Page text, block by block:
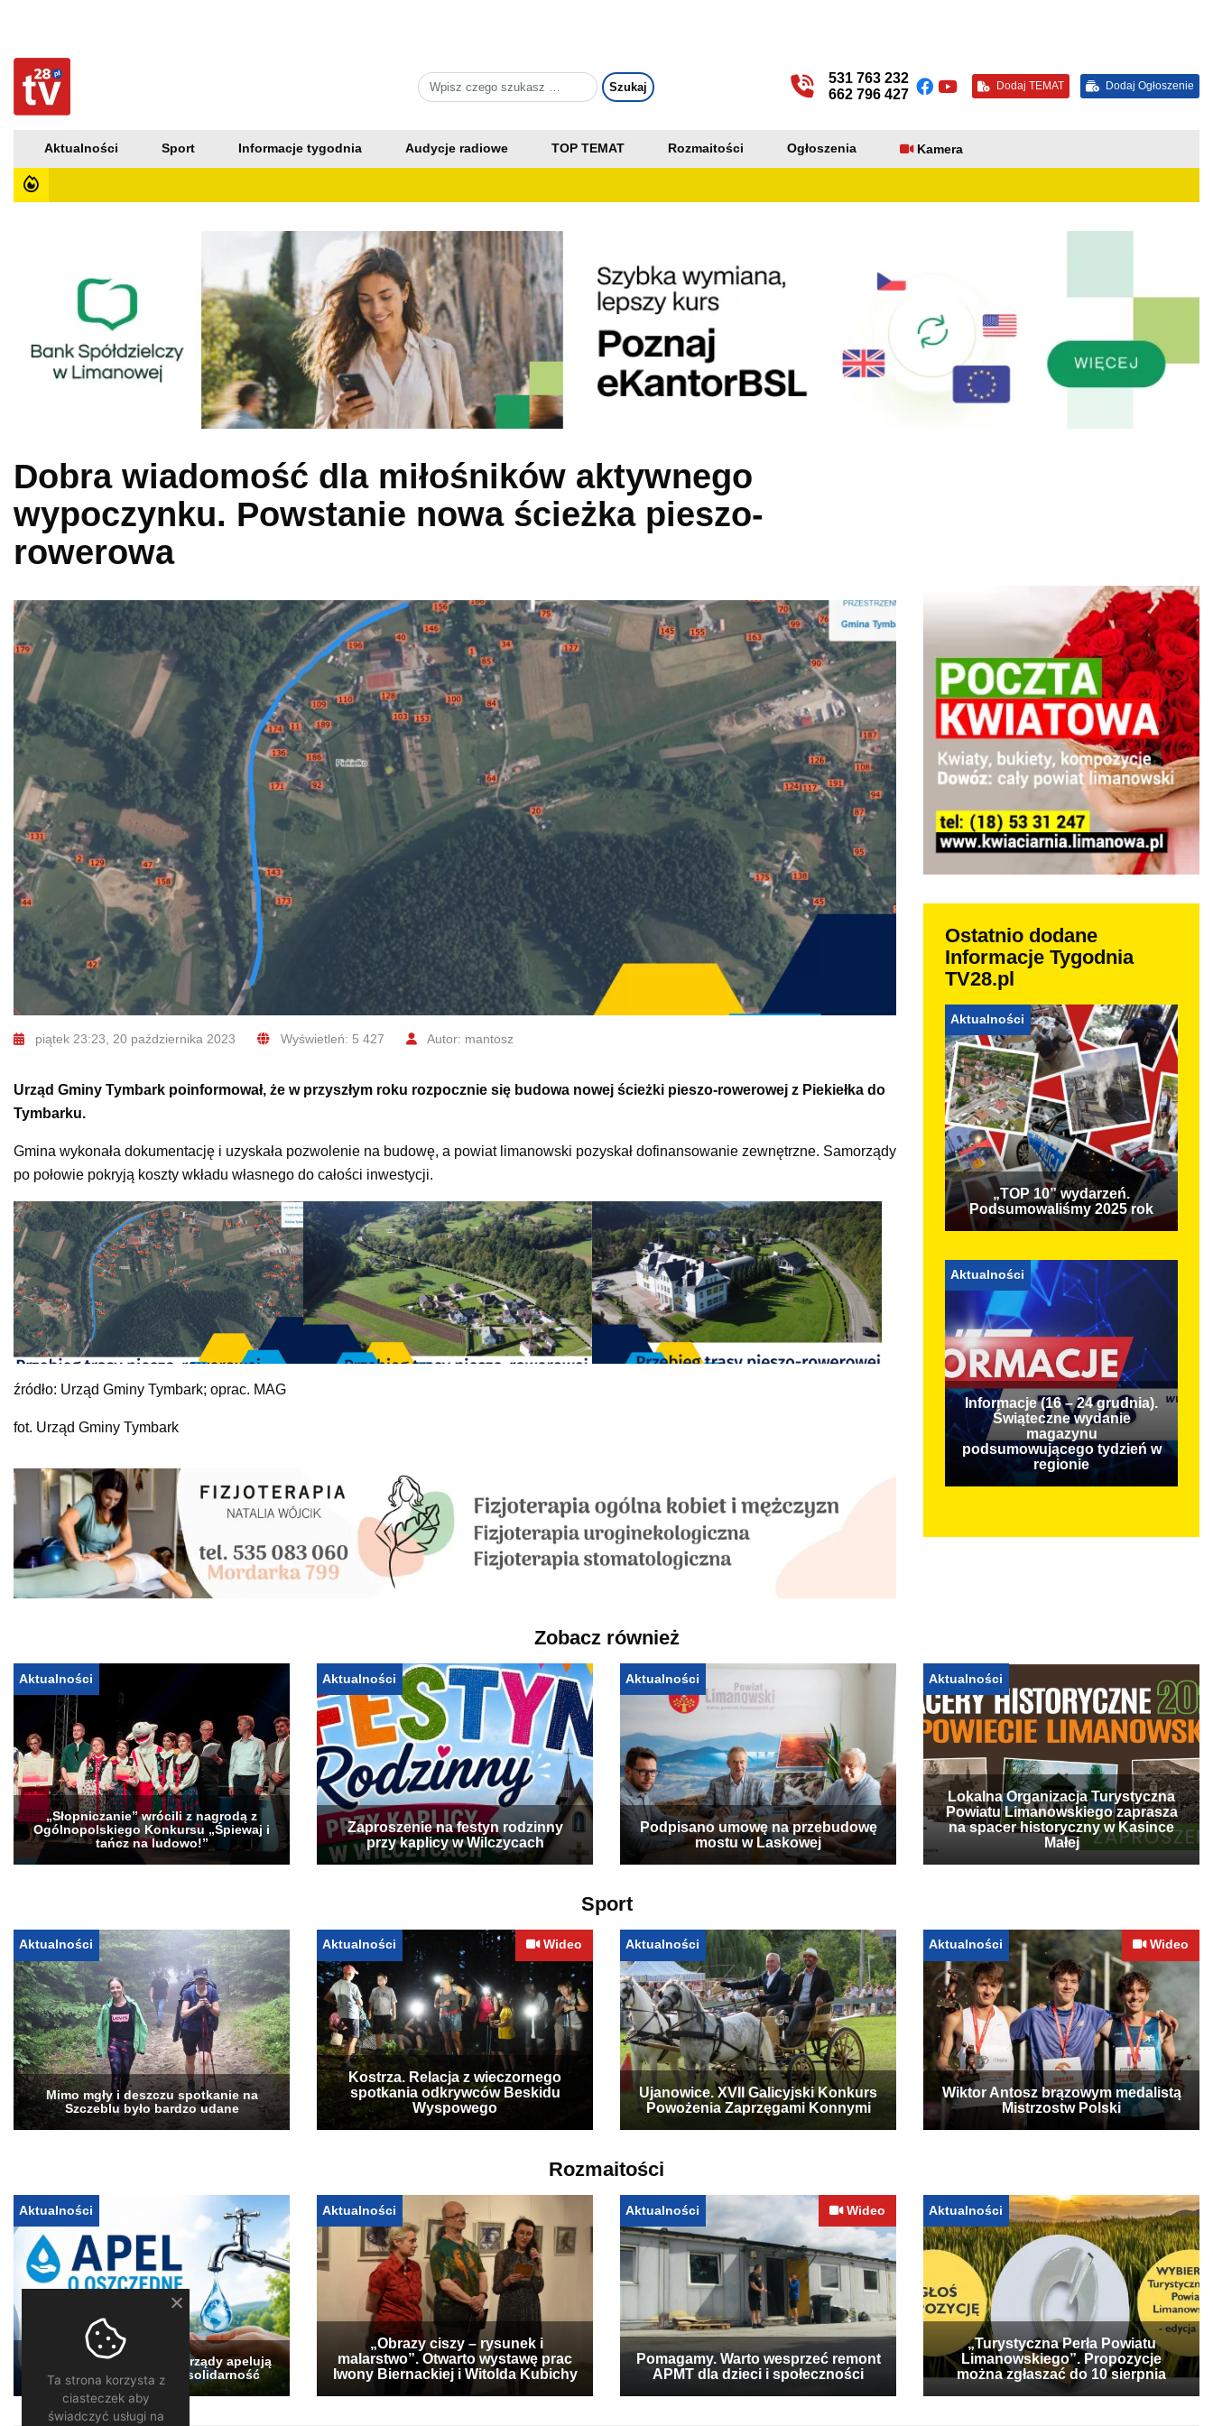
531 763 232
662 796 427
Dodaj TEMAT Dodaj Ogłoszenie
Aktualności Sport Informacje tygodnia Audycje radiowe TOP TEMAT Rozmaitości Ogłoszenia Kamera
Dobra wiadomość dla miłośników aktywnego
wypoczynku. Powstanie nowa ścieżka pieszo-
rowerowa
piątek 23:23, 20 października 2023 Wyświetleń: 5 427 Autor: mantosz
Urząd Gminy Tymbark poinformował, że w przyszłym roku rozpocznie się budowa nowej ścieżki pieszo-rowerowej z Piekiełka do
Tymbarku.
Gmina wykonała dokumentację i uzyskała pozwolenie na budowę, a powiat limanowski pozyskał dofinansowanie zewnętrzne. Samorządy
po połowie pokryją koszty wkładu własnego do całości inwestycji.
źródło: Urząd Gminy Tymbark; oprac. MAG
fot. Urząd Gminy Tymbark
Ostatnio dodane
Informacje Tygodnia
TV28.pl
Aktualności
„TOP 10” wydarzeń.
Podsumowaliśmy 2025 rok
Aktualności
Informacje (16 – 24 grudnia).
Świąteczne wydanie
magazynu
podsumowującego tydzień w
regionie
Zobacz również
Aktualności
„Słopniczanie” wrócili z nagrodą z
Ogólnopolskiego Konkursu „Śpiewaj i
tańcz na ludowo!”
Aktualności
Zaproszenie na festyn rodzinny
przy kaplicy w Wilczycach
Aktualności
Podpisano umowę na przebudowę
mostu w Laskowej
Aktualności
Lokalna Organizacja Turystyczna
Powiatu Limanowskiego zaprasza
na spacer historyczny w Kasince
Małej
Sport
Aktualności
Mimo mgły i deszczu spotkanie na
Szczeblu było bardzo udane
Aktualności Wideo
Kostrza. Relacja z wieczornego
spotkania odkrywców Beskidu
Wyspowego
Aktualności
Ujanowice. XVII Galicyjski Konkurs
Powożenia Zaprzęgami Konnymi
Aktualności Wideo
Wiktor Antosz brązowym medalistą
Mistrzostw Polski
Rozmaitości
Aktualności
Pogłębia się susza. Samorządy apelują
o oszczędzanie wody i solidarność
Aktualności
„Obrazy ciszy – rysunek i
malarstwo”. Otwarto wystawę prac
Iwony Biernackiej i Witolda Kubichy
Aktualności Wideo
Pomagamy. Warto wesprzeć remont
APMT dla dzieci i społeczności
Aktualności
„Turystyczna Perła Powiatu
Limanowskiego”. Propozycje
można zgłaszać do 10 sierpnia
Ta strona korzysta z
ciasteczek aby
świadczyć usługi na